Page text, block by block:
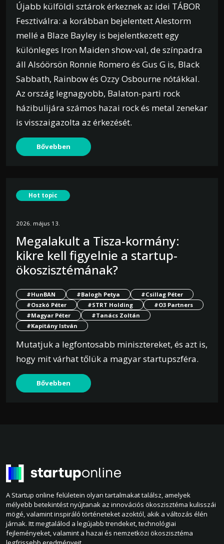
Újabb külföldi sztárok érkeznek az idei TÁBOR
Fesztiválra: a korábban bejelentett Alestorm
mellé a Blaze Bayley is bejelentkezett egy
különleges Iron Maiden show-val, de színpadra
áll Alsóörsön Ronnie Romero és Gus G is, Black
Sabbath, Rainbow és Ozzy Osbourne nótákkal.
Az ország legnagyobb, Balaton-parti rock
házibulijára számos hazai rock és metal zenekar
is visszaigazolta az érkezését.
Bővebben
Hot topic
2026. május 13.
Megalakult a Tisza-kormány:
kikre kell figyelnie a startup-
ökoszisztémának?
#HunBAN #Balogh Petya
#Csillag Péter
#Oszkó Péter
#STRT Holding
#O3 Partners
#Magyar Péter
#Tanács Zoltán
#Kapitány István
Mutatjuk a legfontosabb minisztereket, és azt is,
hogy mit várhat tőlük a magyar startupszféra.
Bővebben
A Startup online felületein olyan tartalmakat találsz, amelyek
mélyebb betekintést nyújtanak az innovációs ökoszisztéma kulisszái
mögé, valamint inspiráló történeteket azoktól, akik a változás élén
járnak. Itt megtalálod a legújabb trendeket, technológiai
fejleményeket, valamint a hazai és nemzetközi ökoszisztéma